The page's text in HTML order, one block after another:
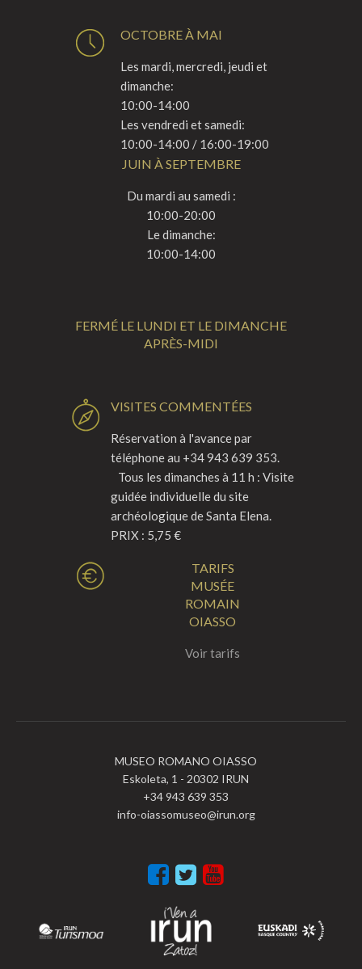
OCTOBRE À MAI
Les mardi, mercredi, jeudi et
dimanche:
10:00-14:00
Les vendredi et samedi:
10:00-14:00 / 16:00-19:00
JUIN À SEPTEMBRE
Du mardi au samedi :
10:00-20:00
Le dimanche:
10:00-14:00
FERMÉ LE LUNDI ET LE DIMANCHE
APRÈS-MIDI
VISITES COMMENTÉES
Réservation à l'avance par
téléphone au +34 943 639 353.
Tous les dimanches à 11 h : Visite
guidée individuelle du site
archéologique de Santa Elena.
PRIX : 5,75 €
TARIFS
MUSÉE
ROMAIN
OIASSO
Voir tarifs
MUSEO ROMANO OIASSO
Eskoleta, 1 - 20302 IRUN
+34 943 639 353
info-oiassomuseo@irun.org